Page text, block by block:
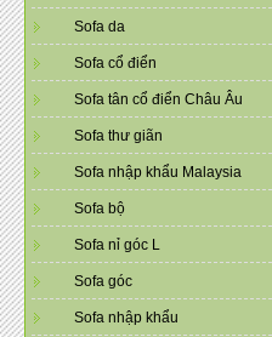
Sofa da
Sofa cổ điển
Sofa tân cổ điển Châu Âu
Sofa thư giãn
Sofa nhập khẩu Malaysia
Sofa bộ
Sofa nỉ góc L
Sofa góc
Sofa nhập khẩu